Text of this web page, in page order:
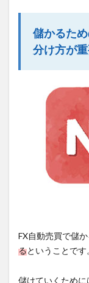
儲かるた
分け方が
FX自動売買で儲
るということです
儲けていくため